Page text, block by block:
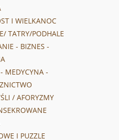
I WIELKANOC
TATRY/PODHALE
- BIZNES -
MEDYCYNA -
/ AFORYZMY
I PUZZLE